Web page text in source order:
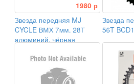
1980 р
Звезда передняя MJ
CYCLE ВМХ 7мм. 28Т
алюминий, чёрная
Звезда
56T